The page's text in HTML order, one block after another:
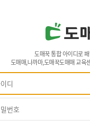
도매꾹 통합 아이디로
도매매,나까마,도매꾹도매매 교육